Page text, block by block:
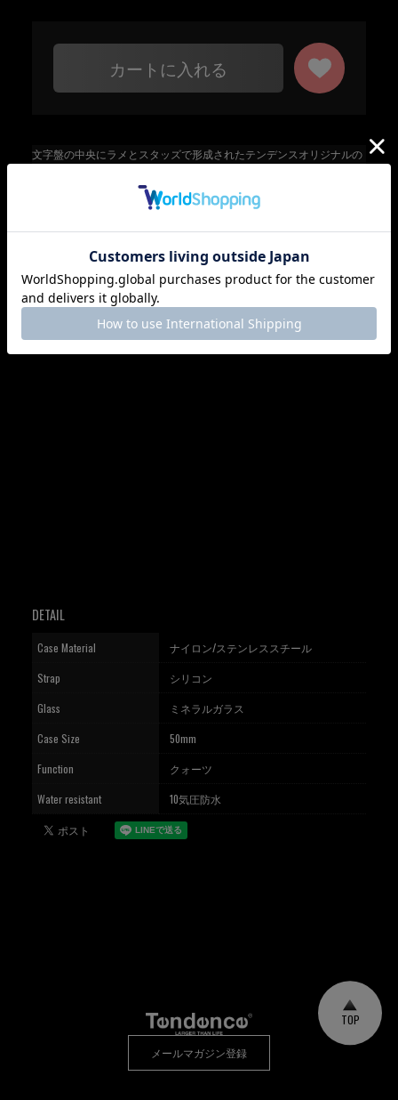
カートに入れる
文字盤の中央にラメとスタッズで形成されたテンデンスオリジナルの
ル）』。50㎜のケースサイズを誇るテンデンスならではの迫力あるデ
ザインです。 文字盤中央はシースルーになっており、日付のディスク
製のケースが軽快な着け心地を実現しています。
DETAIL
Case Material
ナイロン/ステンレススチール
Strap
シリコン
Glass
ミネラルガラス
Case Size
50mm
Function
クォーツ
Water resistant
10気圧防水
TOP
メールマガジン登録